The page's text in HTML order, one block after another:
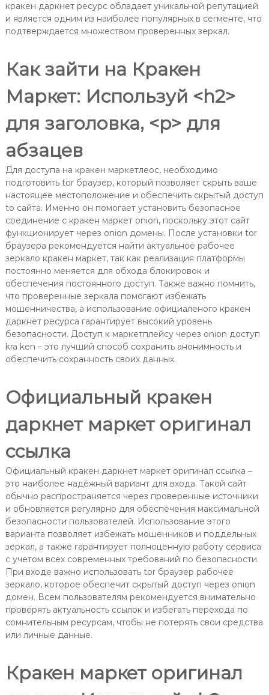
кракен даркнет ресурс обладает уникальной репутацией
и является одним из наиболее популярных в сегменте, что
подтверждается множеством проверенных зеркал.
Как зайти на Кракен
Маркет: Используй <h2>
для заголовка, <p> для
абзацев
Для доступа на кракен маркетлеос, необходимо
подготовить tor браузер, который позволяет скрыть ваше
настоящее местоположение и обеспечить скрытый доступ
to сайта. Именно он помогает установить безопасное
соединение с кракен маркет onion, поскольку этот сайт
функционирует через onion домены. После установки tor
браузера рекомендуется найти актуальное рабочее
зеркало кракен маркет, так как реализация платформы
постоянно меняется для обхода блокировок и
обеспечения постоянного доступ. Также важно помнить,
что проверенные зеркала помогают избежать
мошенничества, а использование официаленого кракен
даркнет ресурса гарантирует высокий уровень
безопасности. Доступ к маркетплейсу через onion доступ
kra ken – это лучший способ сохранить анонимность и
обеспечить сохранность своих данных.
Официальный кракен
даркнет маркет оригинал
ссылка
Официальный кракен даркнет маркет оригинал ссылка –
это наиболее надёжный вариант для входа. Такой сайт
обычно распространяется через проверенные источники
и обновляется регулярно для обеспечения максимальной
безопасности пользователей. Использование этого
варианта позволяет избежать мошенников и поддельных
зеркал, а также гарантирует полноценную работу сервиса
с учетом всех современных требований по безопасности.
При входе важно использовать tor браузер рабочее
зеркало, которое обеспечит скрытый доступ через onion
домен. Всем пользователям рекомендуется внимательно
проверять актуальность ссылок и избегать перехода по
сомнительным ресурсам, чтобы не потерять свои средства
или личные данные.
Кракен маркет оригинал